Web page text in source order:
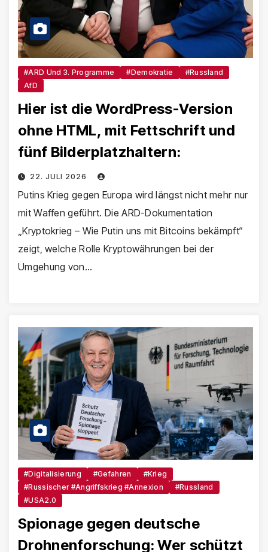
#ARD Und 3. Programme #Demokratie
#Russland
AfD
Hier ist die WordPress-Version
ohne HTML, mit Fettschrift und
fünf Bilderplatzhaltern:
22. JULI 2026
Putins Krieg gegen Europa wird längst nicht mehr nur
mit Waffen geführt. Die ARD-Dokumentation
„Kryptokrieg – Wie Putin uns mit Bitcoins bekämpft“
zeigt, welche Rolle Kryptowährungen bei der
Umgehung von…
#Digitalisierung #Gefahren
#Krieg
#Russischer #Angriffskrieg #Annexion
#Russland
#USA2.0
Spionage gegen deutsche
Drohnenforschung: Wer schützt